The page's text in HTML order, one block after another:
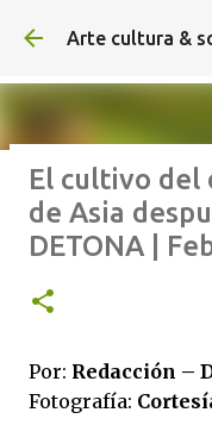
Ir al
Arte cultura &
ALEXA DE
hacer cine
GARZA |
El cultivo del
de Asia
DETONA |
Por: Redacción –
Fotografía: